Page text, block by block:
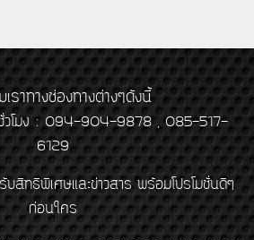
ราทางช่องทางต่างๆดังนี้
วโมง : 094-904-9878 , 085-517-
6129
รับสิทธิพิเศษและข่าวสาร พร้อมโปรโมชั่นดีๆ
ก่อนใคร